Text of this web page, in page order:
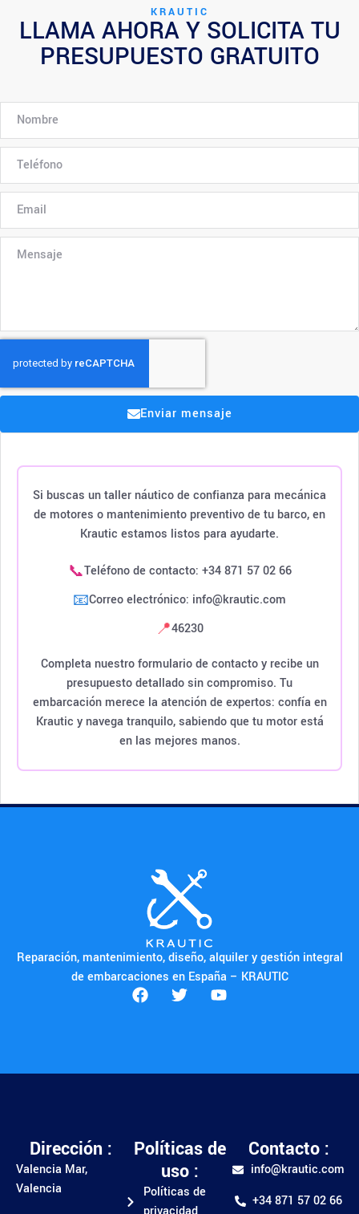
KRAUTIC
LLAMA AHORA Y SOLICITA TU
PRESUPUESTO GRATUITO
Enviar mensaje
Si buscas un taller náutico de confianza para mecánica
de motores o mantenimiento preventivo de tu barco, en
Krautic estamos listos para ayudarte.
📞Teléfono de contacto: +34 871 57 02 66
📧Correo electrónico: info@krautic.com
📍46230
Completa nuestro formulario de contacto y recibe un
presupuesto detallado sin compromiso. Tu
embarcación merece la atención de expertos: confía en
Krautic y navega tranquilo, sabiendo que tu motor está
en las mejores manos.
Reparación, mantenimiento, diseño, alquiler y gestión integral
de embarcaciones en España – KRAUTIC
Dirección :
Valencia Mar,
Valencia
Políticas de
uso :
Políticas de
Contacto :
info@krautic.com
+34 871 57 02 66